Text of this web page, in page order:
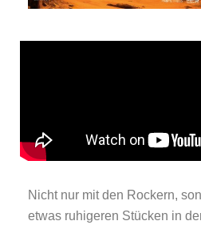
Nicht nur mit den Rockern,
etwas ruhigeren Stücken in